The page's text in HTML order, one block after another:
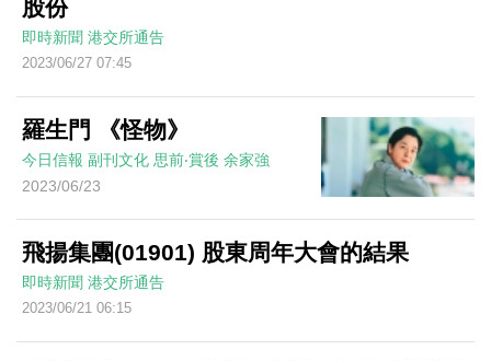
股份
即時新聞 港交所通告
2023/06/27 07:45
羅生門 《怪物》
今日信報 副刊文化 思前‧賞後 余家強
2023/06/23
飛揚集團(01901) 股東周年大會的結果
即時新聞 港交所通告
2023/06/21 06:15